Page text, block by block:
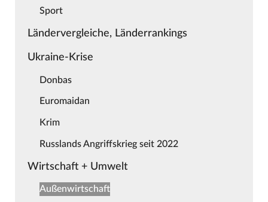
Sport
Ländervergleiche, Länderrankings
Ukraine-Krise
Donbas
Euromaidan
Krim
Russlands Angriffskrieg seit 2022
Wirtschaft + Umwelt
Außenwirtschaft